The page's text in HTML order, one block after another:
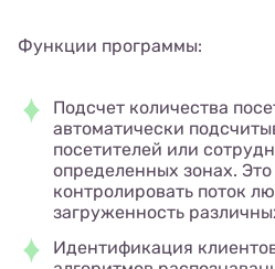
Функции программы:
Подсчет количества
автоматически
посетителей или
определенных зонах. Это
контролировать поток
загруженность
Идентификация